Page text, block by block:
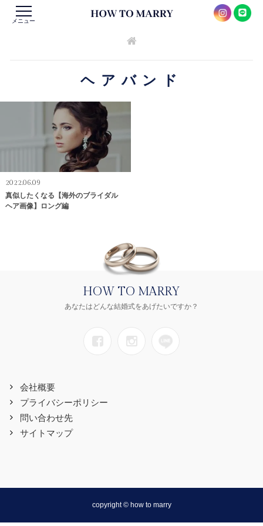
メニュー
ヘアバンド
2022.06.09
真似したくなる【海外のブライダル
ヘア画像】ロング編
HOW TO MARRY
あなたはどんな結婚式をあげたいですか？
会社概要
プライバシーポリシー
問い合わせ先
サイトマップ
copyright © how to marry